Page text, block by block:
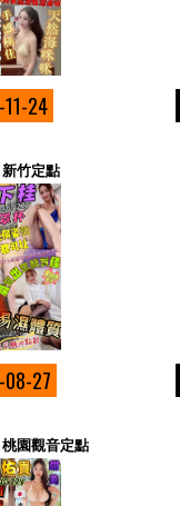
24
竹定點
27
園觀音定點